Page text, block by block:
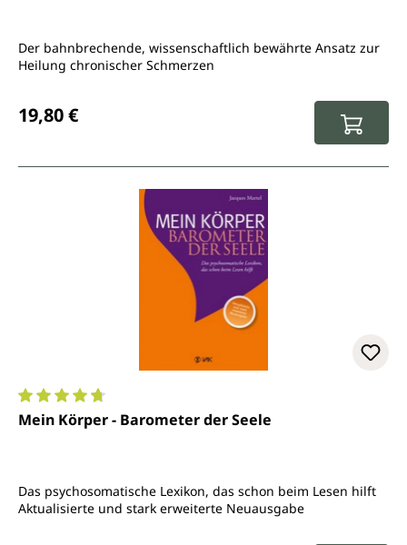
Der bahnbrechende, wissenschaftlich bewährte Ansatz zur
Heilung chronischer Schmerzen
19,80 €
Durchschnittliche Bewertung von 4.8 von 5 Sternen
Mein Körper - Barometer der Seele
Das psychosomatische Lexikon, das schon beim Lesen hilft
Aktualisierte und stark erweiterte Neuausgabe